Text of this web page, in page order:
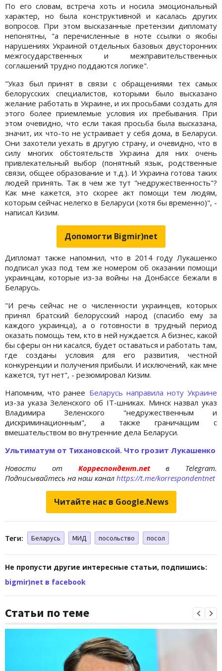
По его словам, встреча хоть и носила эмоциональный
характер, но была конструктивной и касалась других
вопросов. При этом высказанные претензии дипломату
непонятны, "а перечисленные в ноте ссылки о якобы
нарушениях Украиной отдельных базовых двусторонних
межгосударственных и межправительственных
соглашений трудно поддаются логике".
"Указ был принят в связи с обращениями тех самых
белорусских специалистов, которыми было высказано
желание работать в Украине, и их просьбами создать для
этого более приемлемые условия их пребывания. При
этом очевидно, что если такая просьба была высказана,
значит, их что-то не устраивает у себя дома, в Беларуси.
Они захотели уехать в другую страну, и очевидно, что в
силу многих обстоятельств Украина для них очень
привлекательный выбор (понятный язык, родственные
связи, общее образование и т.д.). И Украина готова таких
людей принять. Так в чем же тут "недружественность"?
Как мне кажется, это скорее акт помощи тем людям,
которым сейчас нелегко в Беларуси (хотя бы временно)", -
написал Кизим.
Допомогти Bigmir)net
Дипломат также напомнил, что в 2014 году Лукашенко
подписал указ под тем же номером об оказании помощи
украинцам, которые из-за войны на Донбассе бежали в
Беларусь.
"И речь сейчас не о численности украинцев, которых
принял братский белорусский народ (спасибо ему за
каждого украинца), а о готовности в трудный период
оказать помощь тем, кто в ней нуждается. А бизнес, какой
бы сферы он ни касался, будет оставаться и работать там,
где созданы условия для его развития, честной
конкуренции и получения прибыли. И исключений, как мне
кажется, тут нет", - резюмировал Кизим.
Напомним, что ранее Беларусь направила ноту Украине
из-за указа Зеленского об IT-шниках. Минск назвал указ
Владимира Зеленского "недружественным и
дискриминационным", а также граничащим с
вмешательством во внутренние дела Беларуси.
Ультиматум от Тихановской. Что грозит Лукашенко
Новости отКорреспондент.netв Telegram.
Подписывайтесь на наш канал https://t.me/korrespondentnet
Читайте нас в Google.News
Теги: Беларусь МИД посольство посол
Не пропусти другие интересные статьи, подпишись:
bigmir)net в facebook
Статьи по теме